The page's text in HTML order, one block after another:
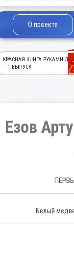
О проекте
КРАСНАЯ КНИГА РУКАМИ
— 1 ВЫПУСК
Езов
Белый